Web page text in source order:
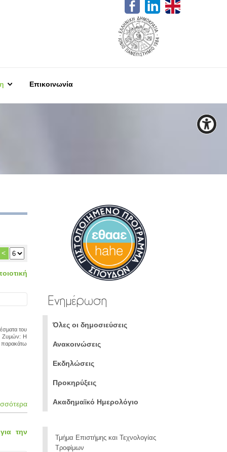
Επικοινωνία
<
του
Ζυμών: Η
παρακάτω
την
Ενημέρωση
Όλες οι δημοσιεύσεις
Ανακοινώσεις
Εκδηλώσεις
Προκηρύξεις
Ακαδημαϊκό Ημερολόγιο
Τμήμα Επιστήμης και Τεχνολογίας
Τροφίμων